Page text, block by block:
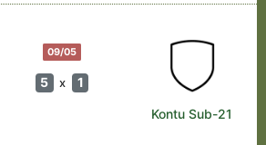
09/05
5 x 1
Kontu Sub-21